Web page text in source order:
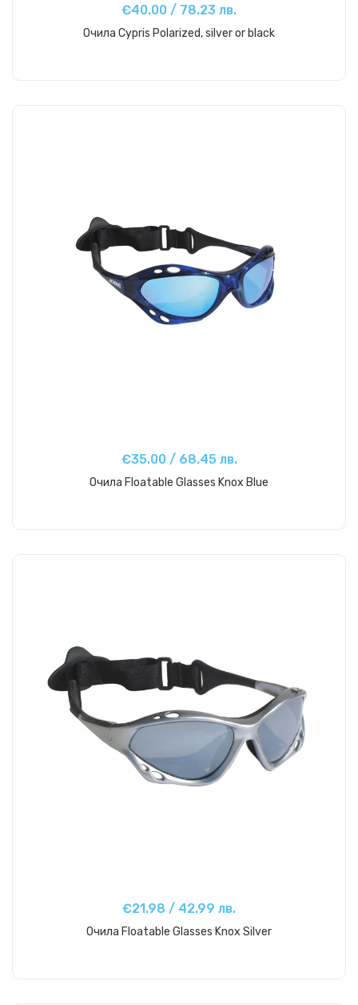
€40.00 / 78.23 лв.
Очила Cypris Polarized, silver or black
€35.00 / 68.45 лв.
Очила Floatable Glasses Knox Blue
€21.98 / 42.99 лв.
Очила Floatable Glasses Knox Silver